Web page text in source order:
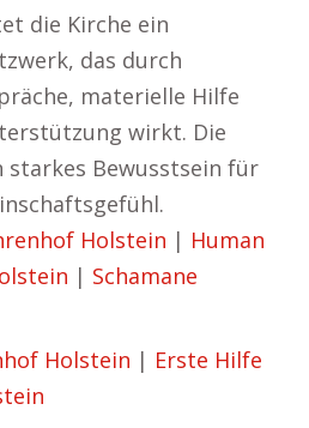
die Kirche ein
das durch
materielle Hilfe
wirkt. Die
Bewusstsein für
Holstein | Human
| Schamane
Holstein | Erste Hilfe